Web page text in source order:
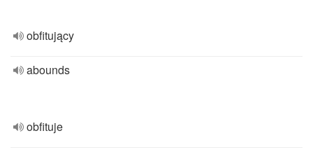
obfitujący
abounds
obfituje